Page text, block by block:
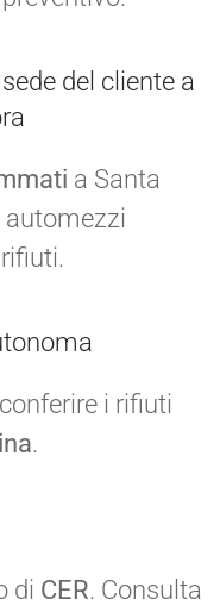
del cliente a
a Santa
automezzi
i rifiuti
.
di CER. Consulta